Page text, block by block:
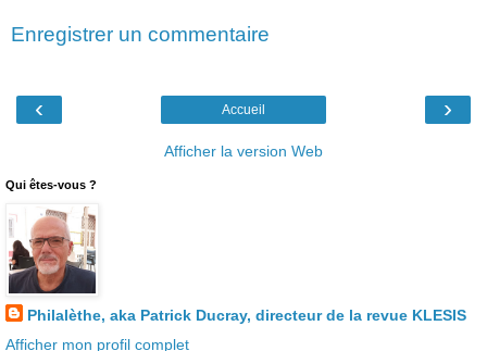
Enregistrer un commentaire
‹ ›
Accueil
Afficher la version Web
Qui êtes-vous ?
Philalèthe, aka Patrick Ducray, directeur de la revue KLESIS
Afficher mon profil complet